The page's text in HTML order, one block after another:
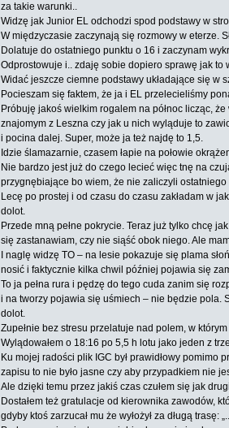
za takie warunki..
Widzę jak Junior EL odchodzi spod podstawy w
W międzyczasie zaczynają się rozmowy w eterze.
Dolatuje do ostatniego punktu o 16 i zaczynam
Odprostowuje i.. zdaję sobie dopiero sprawę jak
Widać jeszcze ciemne podstawy układające się w
Pocieszam się faktem, że ja i EL przelecieliśmy
Próbuję jakoś wielkim rogalem na północ licząc,
znajomym z Leszna czy jak u nich wyląduje to
i pocina dalej. Super, może ja też najdę to 1,5.
Idzie ślamazarnie, czasem łapie na połowie
Nie bardzo jest już do czego lecieć więc tnę na
przygnębiające bo wiem, że nie zaliczyli ostatniego
Lecę po prostej i od czasu do czasu zakładam w
dolot.
Przede mną pełne pokrycie. Teraz już tylko chcę
się zastanawiam, czy nie siąść obok niego. Ale
I naglę widzę TO – na lesie pokazuje się plama
nosić i faktycznie kilka chwil później pojawia się
To ja pełna rura i pędzę do tego cuda zanim się
i na tworzy pojawia się uśmiech – nie będzie pola.
dolot.
Zupełnie bez stresu przelatuje nad polem, w
Wylądowałem o 18:16 po 5,5 h lotu jako jeden z
Ku mojej radości plik IGC był prawidłowy pomimo
zapisu to nie było jasne czy aby przypadkiem nie
Ale dzięki temu przez jakiś czas czułem się jak
Dostałem też gratulacje od kierownika zawodów,
gdyby ktoś zarzucał mu że wyłożył za długą trasę: